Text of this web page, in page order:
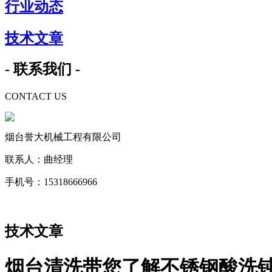
行业动态
技术文章
- 联系我们 -
CONTACT US
烟台誉大机械工程有限公司
联系人：曲经理
手机号：15318666966
技术文章
烟台清洗带您了解不锈钢酸洗